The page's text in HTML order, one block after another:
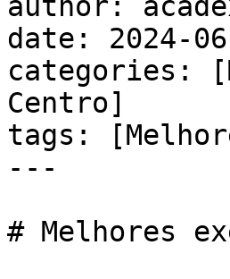
date: 2024-
categories:
Centro]
tags:
---
# Melhores